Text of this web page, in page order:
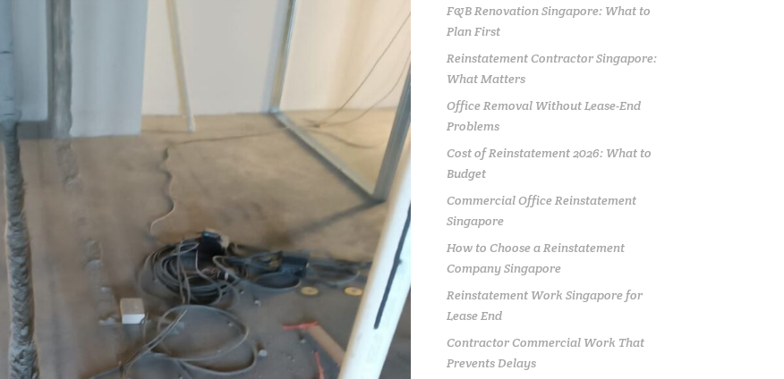
F&B Renovation Singapore: What to
Plan First
Reinstatement Contractor Singapore:
What Matters
Office Removal Without Lease-End
Problems
Cost of Reinstatement 2026: What to
Budget
Commercial Office Reinstatement
Singapore
How to Choose a Reinstatement
Company Singapore
Reinstatement Work Singapore for
Lease End
Contractor Commercial Work That
Prevents Delays